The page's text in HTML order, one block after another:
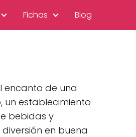
Fichas Blog
encanto de una
establecimiento
bebidas y
en buena